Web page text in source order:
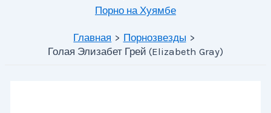
Порно на Хуямбе
Главная
Порнозвезды
Голая Элизабет Грей (Elizabeth Gray)